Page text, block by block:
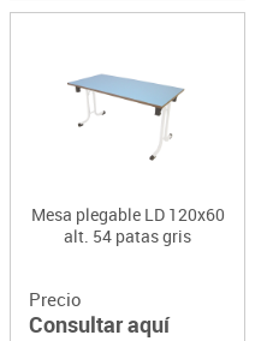
Mesa plegable LD 120x60
alt. 54 patas gris
Precio
Consultar aquí